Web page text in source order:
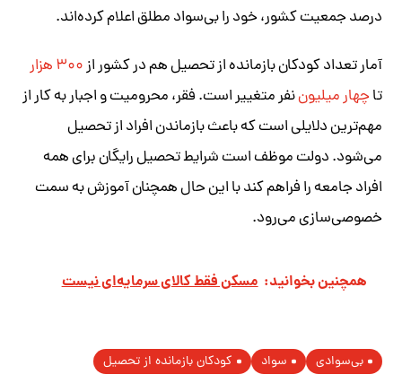
درصد جمعیت کشور، خود را بی‌سواد مطلق اعلام کرده‌اند.
آمار تعداد کودکان بازمانده از تحصیل هم در کشور از
تاچهار میلیوننفر متغییر است. فقر، محرومیت و اجبار به کار از
مهم‌ترین دلایلی است که باعث بازماندن افراد از تحصیل
می‌شود. دولت موظف است شرایط تحصیل رایگان برای همه
افراد جامعه را فراهم کند با این حال همچنان آموزش به سمت
خصوصی‌سازی می‌رود.
همچنین بخوانید: مسکن فقط کالای سرمایه‌ای نیست
بی‌سوادی سواد کودکان بازمانده از تحصیل